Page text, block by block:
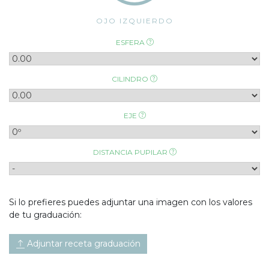
OJO IZQUIERDO
ESFERA
CILINDRO
EJE
DISTANCIA PUPILAR
Si lo prefieres puedes adjuntar una imagen con los valores
de tu graduación:
Adjuntar receta graduación